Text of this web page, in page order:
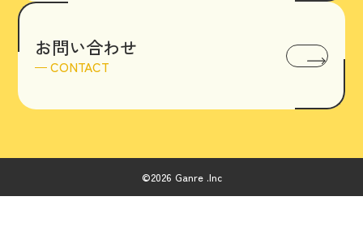
お問い合わせ
CONTACT
©2026 Ganre .Inc